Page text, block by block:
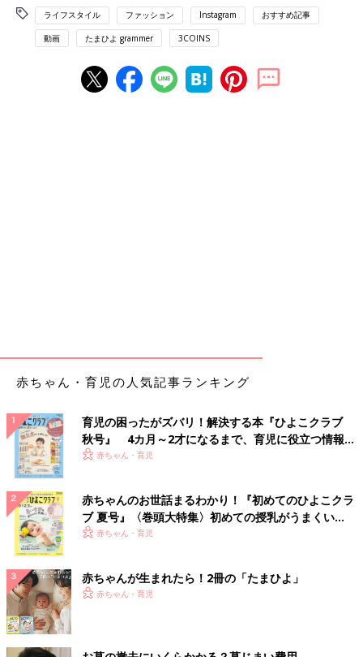
ライフスタイル ファッション Instagram おすすめ記事
動画 たまひよ grammer 3COINS
赤ちゃん・育児の人気記事ランキング
育児の困ったがズバリ！解決する本『ひよこクラブ
秋号』 4カ月～2才になるまで、育児に役立つ情報が
いっぱい！
赤ちゃん・育児
赤ちゃんのお世話まるわかり！『初めてのひよこクラ
ブ 夏号』〈巻頭大特集〉初めての授乳がうまくい
く！ おっぱい・ミルクの基本と夏のトラブル 解決テ
赤ちゃん・育児
赤ちゃんが生まれたら！2冊の「たまひよ」
赤ちゃん・育児